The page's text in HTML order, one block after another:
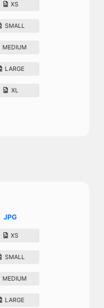
XS
SMALL
MEDIUM
LARGE
XL
JPG
XS
SMALL
MEDIUM
LARGE